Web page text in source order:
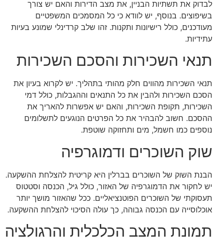
לבדוק את תשתיות הבניין, את מצב הדירות והאם יש צורך
בשיפוצים. בנוסף, יש לוודא כי כל המסמכים המשפטיים
מעודכנים, כולל רישיונות ותקנות. זהו שלב קרדינלי שמונע בעיות
עתידיות.
תנאי השכירות והסכם השכירות
תנאי השכירות מהווים חלק מהותי בתהליך. יש לקרוא בעיון את
הסכם השכירות ולהבין את כל התנאים וההגבלות, כולל דמי
השכירות, תקופת השכירות, והאם יש אפשרות להאריך את
ההסכם. חשוב להבהיר את כל הפרטים הנוגעים לתשלומים
נוספים כמו חשמל, מים ותחזוקה שוטפת.
שוק השוכרים ודמוגרפיה
הבנת השוק של השוכרים בברלין היא קריטית להצלחת ההשקעה.
יש לחקור את הדמוגרפיה של האזור, כולל גיל, הכנסה וסטטוס
תעסוקתי של השוכרים הפוטנציאליים. ככל שהאזור מושך יותר
אוכלוסייה עם הכנסה גבוהה, כך עולה הסיכוי להצלחת ההשקעה.
תמונת המצב הכלכלית והרגולציה